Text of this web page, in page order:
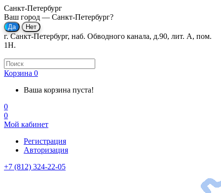
Санкт-Петербург
Ваш город — Санкт-Петербург?
г. Санкт-Петербург, наб. Обводного канала, д.90, лит. А, пом.
1Н.
Корзина 0
Ваша корзина пуста!
0
0
Мой кабинет
Регистрация
Авторизация
+7 (812) 324-22-05